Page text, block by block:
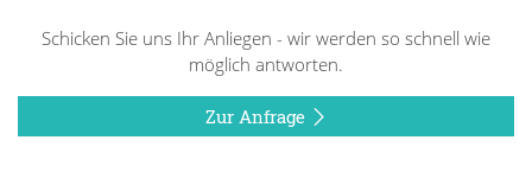
Schicken Sie uns Ihr Anliegen - wir werden so schnell wie
möglich antworten.
Zur Anfrage